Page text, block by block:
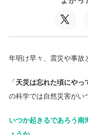
年明け早々、震災や事故
「天災は忘れた頃にやっ
の科学では自然災害がい
いつか起きるであろう